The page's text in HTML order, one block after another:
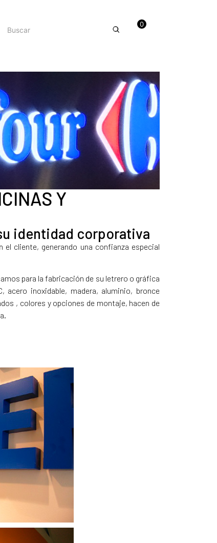
0
Y
identidad corporativa
cliente, generando una confianza especial
para la fabricación de su letrero o gráfica
acero inoxidable, madera, aluminio, bronce
, colores y opciones de montaje, hacen de